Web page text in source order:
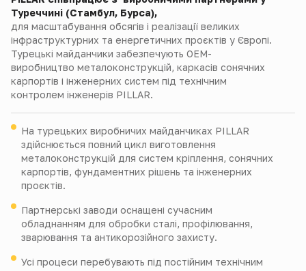
Туреччині (Стамбул, Бурса),
для масштабування обсягів і реалізації великих
інфраструктурних та енергетичних проєктів у Європі.
Турецькі майданчики забезпечують OEM-
виробництво металоконструкцій, каркасів сонячних
карпортів і інженерних систем під технічним
контролем інженерів PILLAR.
На турецьких виробничих майданчиках PILLAR
здійснюється повний цикл виготовлення
металоконструкцій для систем кріплення, сонячних
карпортів, фундаментних рішень та інженерних
проєктів.
Партнерські заводи оснащені сучасним
обладнанням для обробки сталі, профілювання,
зварювання та антикорозійного захисту.
Усі процеси перебувають під постійним технічним